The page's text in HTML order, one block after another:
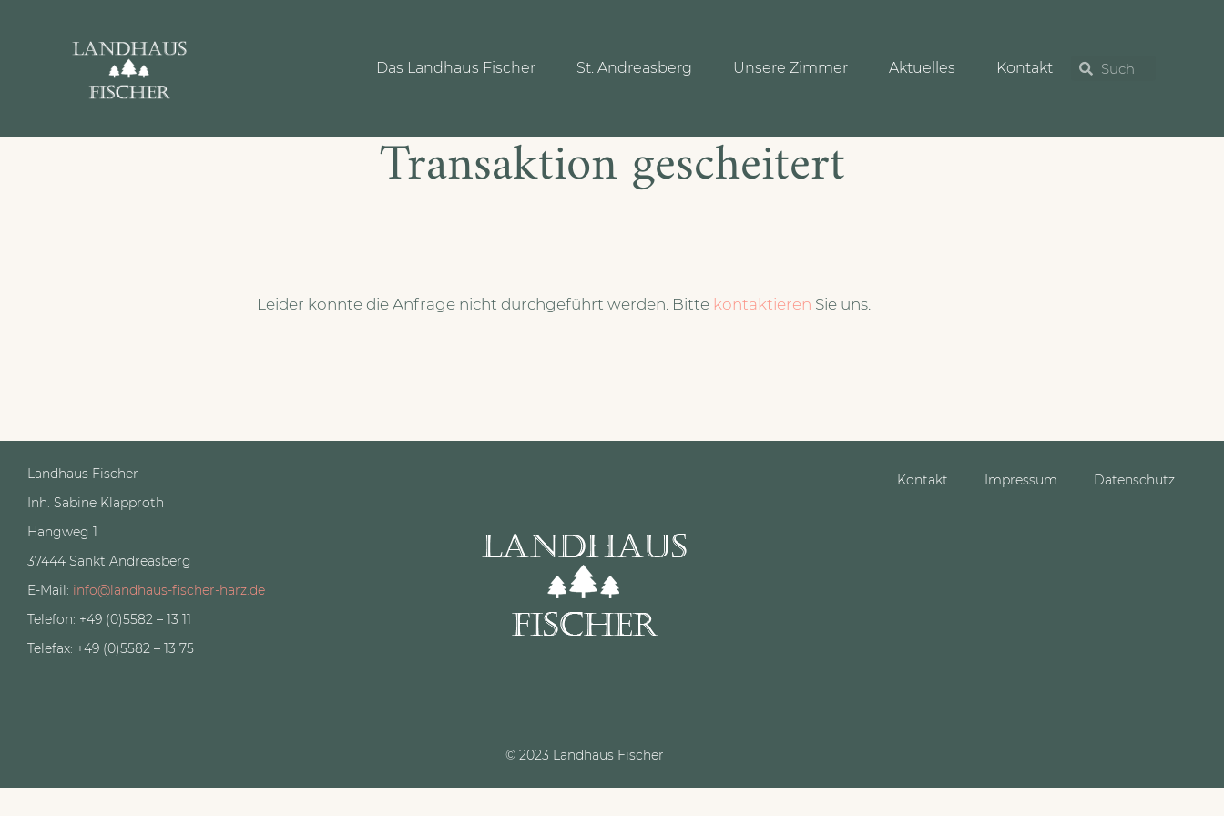
Das Landhaus Fischer St. Andreasberg Unsere Zimmer Aktuelles Kontakt
Transaktion gescheitert
Leider konnte die Anfrage nicht durchgeführt werden. Bitte kontaktieren Sie uns.
Landhaus Fischer
Inh. Sabine Klapproth
Hangweg 1
37444 Sankt Andreasberg
E-Mail: info@landhaus-fischer-harz.de
Telefon: +49 (0)5582 – 13 11
Telefax: +49 (0)5582 – 13 75
© 2023 Landhaus Fischer
Kontakt Impressum Datenschutz